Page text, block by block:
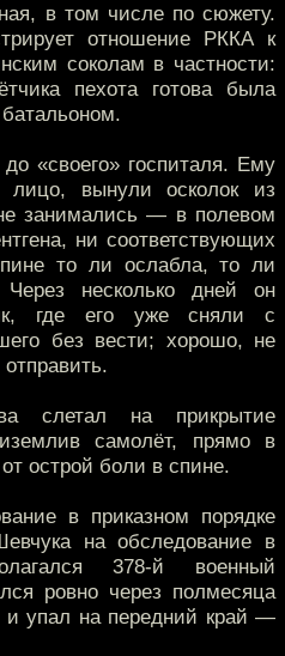
в том числе по сюжету.
отношение РККА к
соколам в частности:
пехота готова была
«своего» госпиталя. Ему
лицо, вынули осколок из
занимались — в полевом
ни соответствующих
то ли ослабла, то ли
несколько дней он
где его уже сняли с
без вести; хорошо, не
слетал на прикрытие
самолёт, прямо в
острой боли в спине.
в приказном порядке
на обследование в
378-й военный
ровно через полмесяца
и упал на передний край —